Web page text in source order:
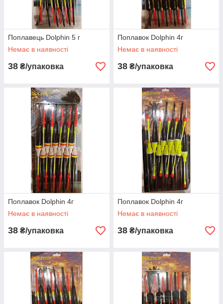
Поплавець Dolphin 5 г
Немає в наявності
38 ₴/упаковка
Поплавок Dolphin 4г
Немає в наявності
38 ₴/упаковка
Поплавок Dolphin 4г
Немає в наявності
38 ₴/упаковка
Поплавок Dolphin 4г
Немає в наявності
38 ₴/упаковка